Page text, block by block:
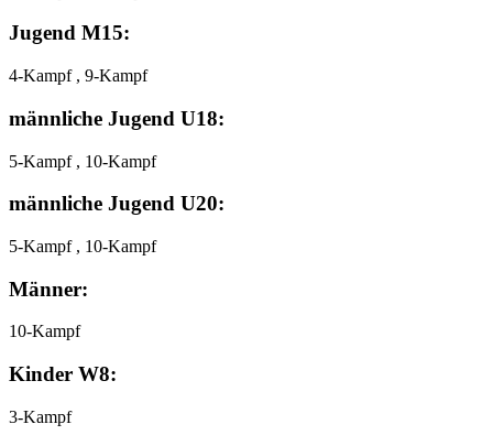
Jugend M15:
4-Kampf , 9-Kampf
männliche Jugend U18:
5-Kampf , 10-Kampf
männliche Jugend U20:
5-Kampf , 10-Kampf
Männer:
10-Kampf
Kinder W8:
3-Kampf